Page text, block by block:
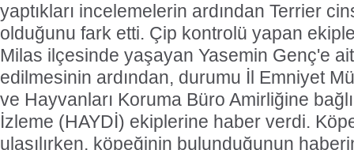
yaptıkları incelemelerin ardından Terrier
olduğunu fark etti. Çip kontrolü yapan
Milas ilçesinde yaşayan Yasemin Genç'e
edilmesinin ardından, durumu İl Emniyet
ve Hayvanları Koruma Büro Amirliğine
İzleme (HAYDİ) ekiplerine haber verdi.
ulaşılırken, köpeğinin bulunduğunun